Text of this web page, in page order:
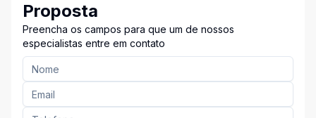
Proposta
Preencha os campos para que um de nossos
especialistas entre em contato